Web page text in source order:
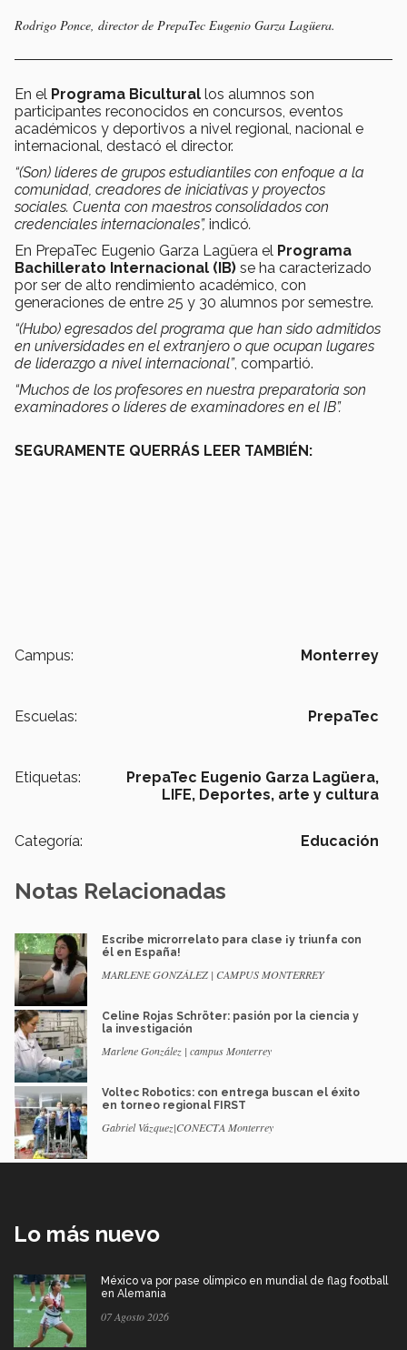
Rodrigo Ponce, director de PrepaTec Eugenio Garza Lagüera.
En el Programa Bicultural los alumnos son
participantes reconocidos en concursos, eventos
académicos y deportivos a nivel regional, nacional e
internacional, destacó el director.
“(Son) líderes de grupos estudiantiles con enfoque a la
comunidad, creadores de iniciativas y proyectos
sociales. Cuenta con maestros consolidados con
credenciales internacionales”, indicó.
En PrepaTec Eugenio Garza Lagüera el Programa
Bachillerato Internacional (IB) se ha caracterizado
por ser de alto rendimiento académico, con
generaciones de entre 25 y 30 alumnos por semestre.
“(Hubo) egresados del programa que han sido admitidos
en universidades en el extranjero o que ocupan lugares
de liderazgo a nivel internacional”, compartió.
“Muchos de los profesores en nuestra preparatoria son
examinadores o líderes de examinadores en el IB”.
SEGURAMENTE QUERRÁS LEER TAMBIÉN:
Campus: Monterrey
Escuelas: PrepaTec
Etiquetas:
PrepaTec Eugenio Garza Lagüera,
LIFE, Deportes, arte y cultura
Categoría: Educación
Notas Relacionadas
Escribe microrrelato para clase ¡y triunfa con
él en España!
MARLENE GONZÁLEZ | CAMPUS MONTERREY
Celine Rojas Schröter: pasión por la ciencia y
la investigación
Marlene González | campus Monterrey
Voltec Robotics: con entrega buscan el éxito
en torneo regional FIRST
Gabriel Vázquez|CONECTA Monterrey
Lo más nuevo
México va por pase olímpico en mundial de flag football
en Alemania
07 Agosto 2026